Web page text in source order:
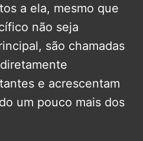
a ela, mesmo que
não seja
são chamadas
e acrescentam
um pouco mais dos